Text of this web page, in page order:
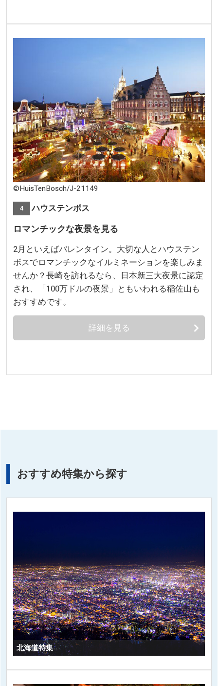
©HuisTenBosch/J-21149
4
長崎 ハウステンボス
ロマンチックな夜景を見る
2月といえばバレンタイン。大切な人とハウステン
ボスでロマンチックなイルミネーションを楽しみま
せんか？長崎を訪れるなら、日本新三大夜景に認定
され、「100万ドルの夜景」ともいわれる稲佐山も
おすすめです。
詳細を見る
おすすめ特集から探す
北海道特集